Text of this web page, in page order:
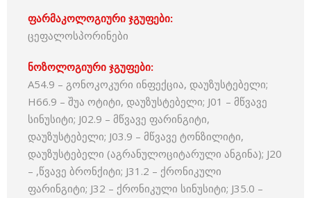
ფარმაკოლოგიური ჯგუფები:
ცეფალოსპორინები
ნოზოლოგიური ჯგუფები:
A54.9 – გონოკოკური ინფექცია, დაუზუსტებელი;
H66.9 – შუა ოტიტი, დაუზუსტებელი; J01 – მწვავე
სინუსიტი; J02.9 – მწვავე ფარინგიტი,
დაუზუსტებელი; J03.9 – მწვავე ტონზილიტი,
დაუზუსტებელი (აგრანულოციტარული ანგინა); J20
– ,წვავე ბრონქიტი; J31.2 – ქრონიკული
ფარინგიტი; J32 – ქრონიკული სინუსიტი; J35.0 –